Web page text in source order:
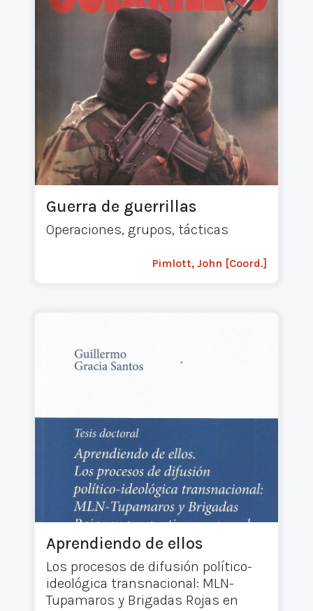
Guerra de guerrillas
Operaciones, grupos, tácticas
Pimlott, John [Coord.]
Aprendiendo de ellos
Los procesos de difusión político-
ideológica transnacional: MLN-
Tupamaros y Brigadas Rojas en